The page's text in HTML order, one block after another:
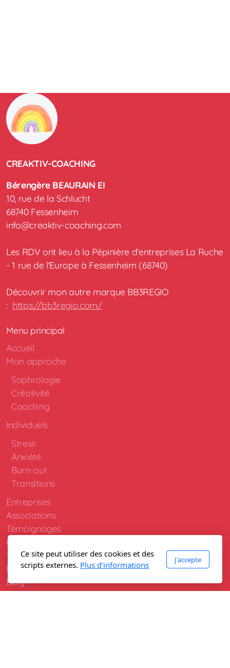
CREAKTIV-COACHING
Bérengère BEAURAIN EI
10, rue de la Schlucht
68740 Fessenheim
info@creaktiv-coaching.com
Les RDV ont lieu à la Pépinière d'entreprises La Ruche
- 1 rue de l'Europe à Fessenheim (68740)
Découvrir mon autre marque BB3REGIO
: https://bb3regio.com/
Menu principal
Accueil
Mon approche
Sophrologie
Créativité
Coaching
Individuels
Stress
Anxiété
Burn-out
Transitions
Entreprises
Associations
Témoignages
Qui suis-je ?
Tarifs
Mutuelles
Blog
Contact
Ce site peut utiliser des cookies et des
scripts externes. Plus d'informations
J'accepte